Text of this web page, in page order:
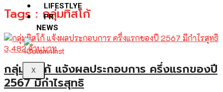
LIFESTLYE
PR
NEWS
X
Tags : กลุ่มทิสโก้
กลุ่มทิสโก้ แจ้งผลประกอบการ ครึ่งแรกของปี
2567 มีกำไรสุทธิ